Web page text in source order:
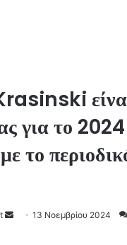
για το 2024
το
Send13 Νοεμβρίου 2024